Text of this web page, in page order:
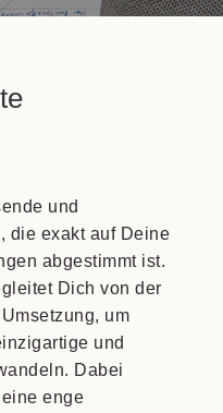
und
die exakt auf Deine
abgestimmt ist.
Dich von der
um
und
Dabei
enge